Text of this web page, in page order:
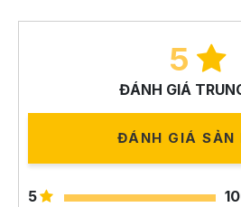
5
ĐÁNH GIÁ
ĐÁNH GIÁ SẢN
5